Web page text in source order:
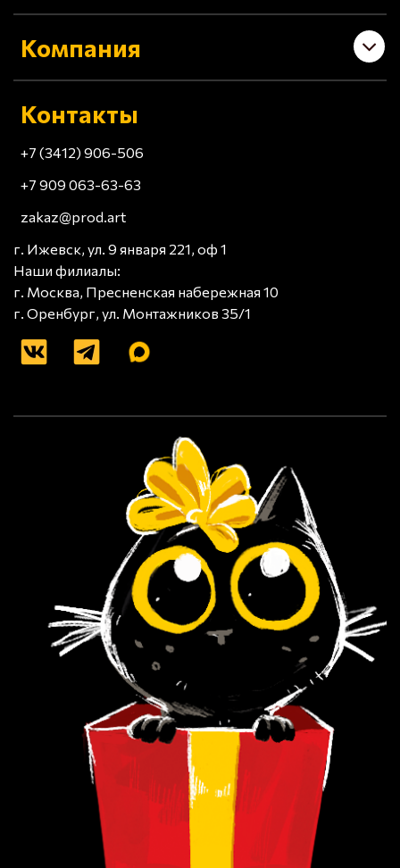
Компания
Контакты
+7 (3412) 906-506
+7 909 063-63-63
zakaz@prod.art
г. Ижевск, ул. 9 января 221, оф 1
Наши филиалы:
г. Москва, Пресненская набережная 10
г. Оренбург, ул. Монтажников 35/1